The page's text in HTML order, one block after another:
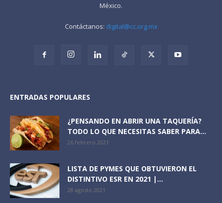
México.
Contáctanos: digital@cc.org.mx
ENTRADAS POPULARES
¿PENSANDO EN ABRIR UNA TAQUERÍA?
TODO LO QUE NECESITAS SABER PARA...
26 febrero 2021
LISTA DE PYMES QUE OBTUVIERON EL
DISTINTIVO ESR EN 2021 |...
28 agosto 2021